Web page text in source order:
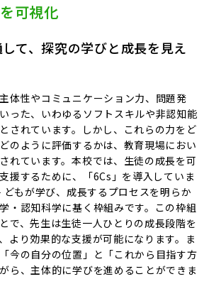
可視化
して、探究の学びと成長を見え
体性やコミュニケーション力、問題発
った、いわゆるソフトスキルや非認知能
されています。しかし、これらの力をど
のように評価するかは、教育現場におい
れています。本校では、生徒の成長を可
援するために、「6Cs」を導入していま
どもが学び、成長するプロセスを明らか
・認知科学に基く枠組みです。この枠組
で、先生は生徒一人ひとりの成長段階を
より効果的な支援が可能になります。ま
今の自分の位置」と「これから目指す方
ら、主体的に学びを進めることができま